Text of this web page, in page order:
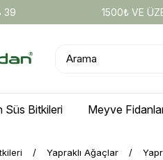
39 1500₺ VE
Süs Bitkileri Meyve
Yapraklı Ağaçlar